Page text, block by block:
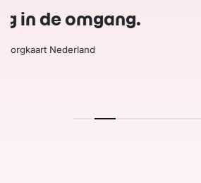
maar de
ontzettend fijn en
ontzettend